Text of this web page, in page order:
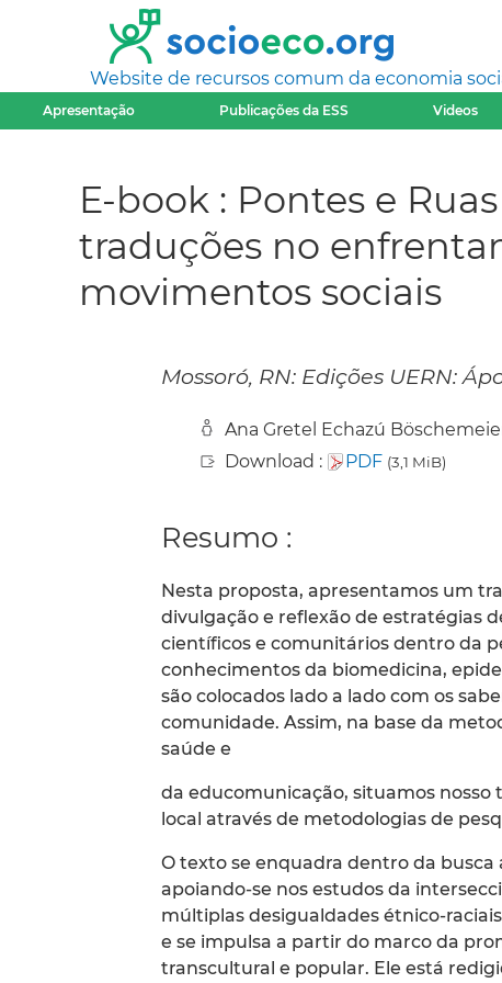
Website de recursos comum da economia
Apresentação Publicações da ESS Videos
E-book : Pontes e
traduções no
movimentos sociais
Mossoró, RN: Edições UERN:
Ana Gretel Echazú
Download :
PDF (3,1 MiB)
Resumo :
Nesta proposta, apresentamos um
divulgação e reflexão de estratégias
científicos e comunitários dentro da
conhecimentos da biomedicina,
são colocados lado a lado com os
comunidade. Assim, na base da
saúde e
da educomunicação, situamos
local através de metodologias de
O texto se enquadra dentro da busca
apoiando-se nos estudos da
múltiplas desigualdades étnico-
e se impulsa a partir do marco da
transcultural e popular. Ele está